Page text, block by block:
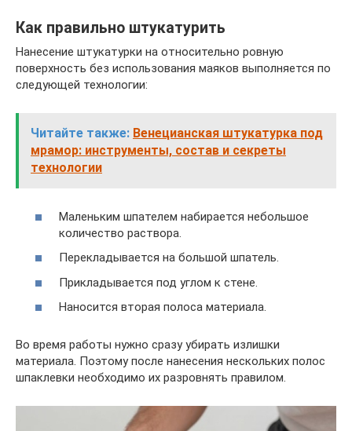
Как правильно штукатурить
Нанесение штукатурки на относительно ровную
поверхность без использования маяков выполняется по
следующей технологии:
Читайте также: Венецианская штукатурка под
мрамор: инструменты, состав и секреты
технологии
Маленьким шпателем набирается небольшое
количество раствора.
Перекладывается на большой шпатель.
Прикладывается под углом к стене.
Наносится вторая полоса материала.
Во время работы нужно сразу убирать излишки
материала. Поэтому после нанесения нескольких полос
шпаклевки необходимо их разровнять правилом.